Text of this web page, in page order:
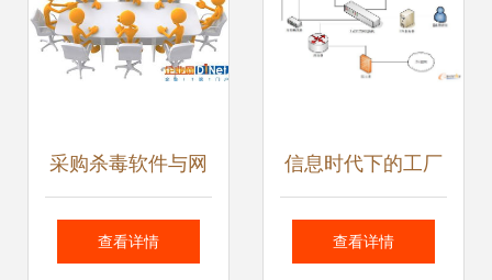
采购杀毒软件与网
络信息安全软件开
查看详情
信息时代下的工厂
信息安全 ERP系统
查看详情